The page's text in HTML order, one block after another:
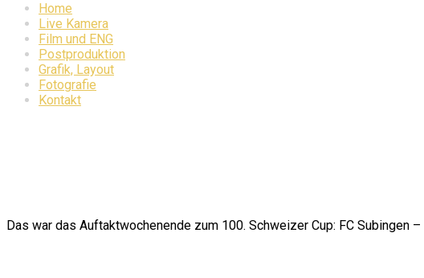
Home
Live Kamera
Film und ENG
Postproduktion
Grafik, Layout
Fotografie
Kontakt
Das war das Auftaktwochenende zum 100. Schweizer Cup: FC Subingen –